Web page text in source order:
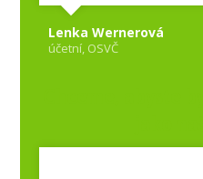
Lenka Wernerová
účetní, OSVČ